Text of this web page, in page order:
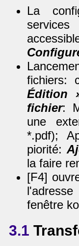
La
fichiers:
Édition
fichier:
une
*.pdf);
piorité:
la faire
[F4]
fenêtre
3.1